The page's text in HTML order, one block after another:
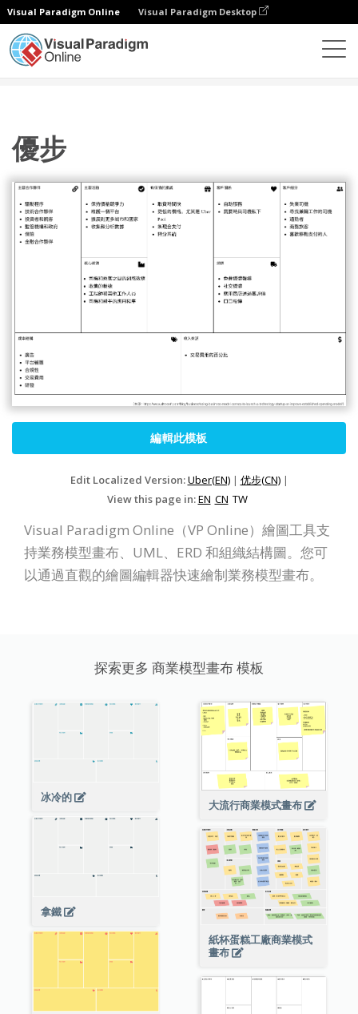
Visual Paradigm Online Visual Paradigm Desktop
優步
編輯此模板
Edit Localized Version:Uber(EN)| 优步(CN)|
View this page in:EN CN TW
Visual Paradigm Online（VP Online）繪圖工具支
持業務模型畫布、UML、ERD 和組織結構圖。您可
以通過直觀的繪圖編輯器快速繪制業務模型畫布。
探索更多 商業模型畫布 模板
冰冷的
大流行商業模式畫布
拿鐵
紙杯蛋糕工廠商業模式
畫布